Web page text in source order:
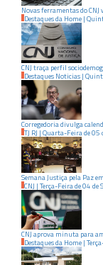
Novas ferramentas do
Destaques da Home |
CNJ traça perfil
Destaques Noticias |
Corregedoria divulga
TJ RJ | Quarta-Feirade05
Semana Justiça pela Paz
CNJ | Terça-Feirade04 de
CNJ aprova minuta para
Destaques da Home |